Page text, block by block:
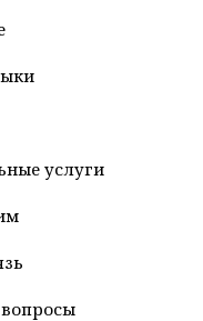
услуги